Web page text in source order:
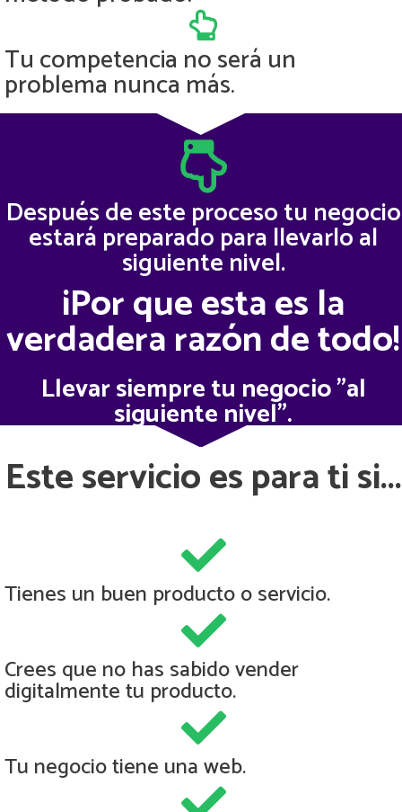
Tu competencia no será un
problema nunca más.
Después de este proceso tu negocio
estará preparado para llevarlo al
siguiente nivel.
¡Por que esta es la
verdadera razón de todo!
Llevar siempre tu negocio "al
siguiente nivel".
Este servicio es para ti si...
Tienes un buen producto o servicio.
Crees que no has sabido vender
digitalmente tu producto.
Tu negocio tiene una web.